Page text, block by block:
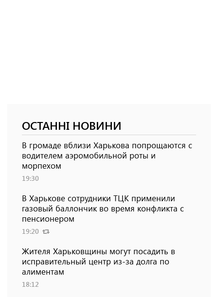
ОСТАННІ НОВИНИ
В громаде вблизи Харькова попрощаются с
водителем аэромобильной роты и
морпехом
19:30
В Харькове сотрудники ТЦК применили
газовый баллончик во время конфликта с
пенсионером
19:20
Жителя Харьковщины могут посадить в
исправительный центр из-за долга по
алиментам
18:12